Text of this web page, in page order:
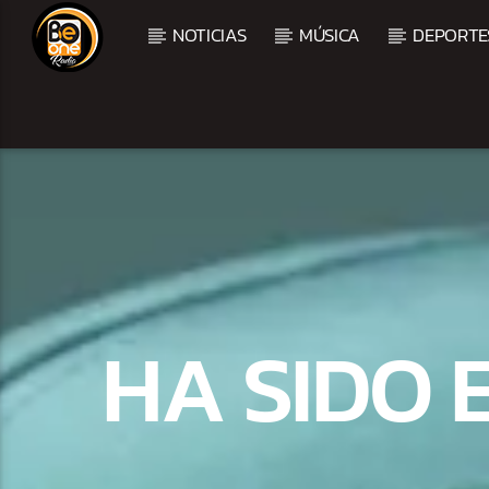
NOTICIAS MÚSICA
CURRENT SHOW
TROPICAL RELAJADO
HA SIDO